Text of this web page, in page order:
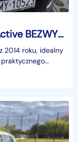
Peugeot 2008 1.2 Pure Tech Active BEZWYPADKOWY
2014 roku, idealny
d